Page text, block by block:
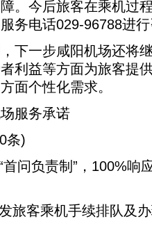
。今后旅客在乘机过
务电话029-96788进
一步咸阳机场还将
利益等方面为旅客提
面个性化需求。
服务承诺
条)
负责制”，100%响
客乘机手续排队及办